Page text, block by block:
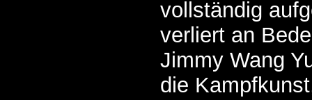
vollständig
verliert an
Jimmy Wang
die